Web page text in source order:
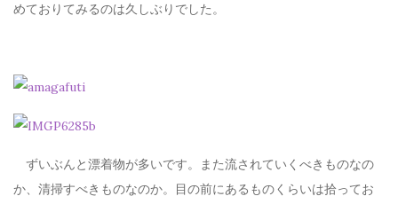
めておりてみるのは久しぶりでした。
ずいぶんと漂着物が多いです。また流されていくべきものなの
か、清掃すべきものなのか。目の前にあるものくらいは拾ってお